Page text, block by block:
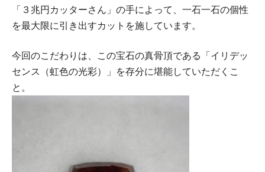
「３兆円カッターさん」の手によって、一石一石の個性
を最大限に引き出すカットを施しています。
今回のこだわりは、この宝石の真骨頂である「イリデッ
センス（虹色の光彩）」を存分に堪能していただくこ
と。